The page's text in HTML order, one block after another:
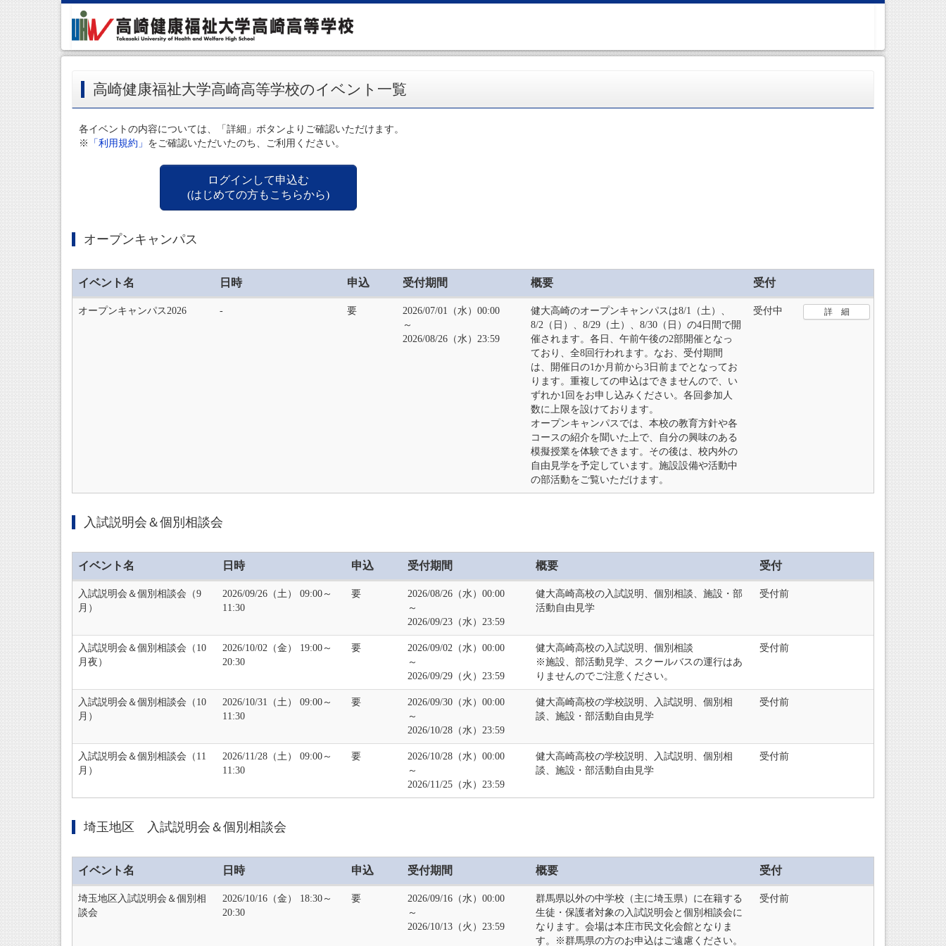
高崎健康福祉大学高崎高等学校のイベント一覧
各イベントの内容については、「詳細」ボタンよりご確認いただけます。
※
「利用規約」 をご確認いただいたのち、ご利用ください。
ログインして申込む
(はじめての方もこちらから)
オープンキャンパス
イベント名 日時 申込 受付期間 概要 受付
オープンキャンパス2026 ‐ 要
2026/07/01（水）00:00
～
2026/08/26（水）23:59
健大高崎のオープンキャンパスは8/1（土）、
8/2（日）、8/29（土）、8/30（日）の4日間で開
催されます。各日、午前午後の2部開催となっ
ており、全8回行われます。なお、受付期間
は、開催日の1か月前から3日前までとなってお
ります。重複しての申込はできませんので、い
ずれか1回をお申し込みください。各回参加人
数に上限を設けております。
オープンキャンパスでは、本校の教育方針や各
コースの紹介を聞いた上で、自分の興味のある
模擬授業を体験できます。その後は、校内外の
自由見学を予定しています。施設設備や活動中
の部活動をご覧いただけます。
受付中 詳 細
入試説明会＆個別相談会
イベント名 日時 申込 受付期間 概要 受付
入試説明会＆個別相談会（9
月）
2026/09/26（土） 09:00～
11:30
要
2026/08/26（水）00:00
～
2026/09/23（水）23:59
健大高崎高校の入試説明、個別相談、施設・部
活動自由見学
受付前
入試説明会＆個別相談会（10
月夜）
2026/10/02（金） 19:00～
20:30
要
2026/09/02（水）00:00
～
2026/09/29（火）23:59
健大高崎高校の入試説明、個別相談
※施設、部活動見学、スクールバスの運行はあ
りませんのでご注意ください。
受付前
入試説明会＆個別相談会（10
月）
2026/10/31（土） 09:00～
11:30
要
2026/09/30（水）00:00
～
2026/10/28（水）23:59
健大高崎高校の学校説明、入試説明、個別相
談、施設・部活動自由見学
受付前
入試説明会＆個別相談会（11
月）
2026/11/28（土） 09:00～
11:30
要
2026/10/28（水）00:00
～
2026/11/25（水）23:59
健大高崎高校の学校説明、入試説明、個別相
談、施設・部活動自由見学
受付前
埼玉地区 入試説明会＆個別相談会
イベント名 日時 申込 受付期間 概要 受付
埼玉地区入試説明会＆個別相
談会
2026/10/16（金） 18:30～
20:30
要
2026/09/16（水）00:00
～
2026/10/13（火）23:59
群馬県以外の中学校（主に埼玉県）に在籍する
生徒・保護者対象の入試説明会と個別相談会に
なります。会場は本庄市民文化会館となりま
す。※群馬県の方のお申込はご遠慮ください。
受付前